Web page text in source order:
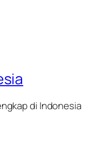
di Indonesia